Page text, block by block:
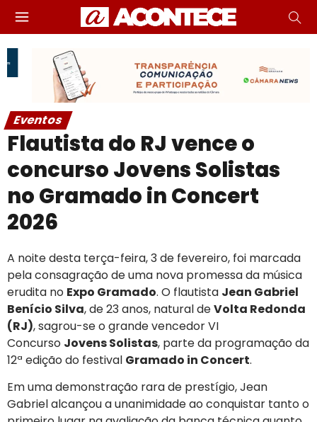
Eventos
Flautista do RJ vence o
concurso Jovens Solistas
no Gramado in Concert
2026
A noite desta terça-feira, 3 de fevereiro, foi marcada
pela consagração de uma nova promessa da música
erudita no Expo Gramado. O flautista Jean Gabriel
Benício Silva, de 23 anos, natural deVolta Redonda
(RJ), sagrou-se o grande vencedor VI
Concurso Jovens Solistas, parte da programação da
12ª edição do festival Gramado in Concert.
Em uma demonstração rara de prestígio, Jean
Gabriel alcançou a unanimidade ao conquistar tanto o